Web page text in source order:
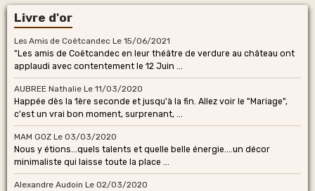
Livre d'or
Les Amis de Coëtcandec Le 15/06/2021
"Les amis de Coëtcandec en leur théâtre de verdure au château ont
applaudi avec contentement le 12 Juin ...
AUBREE Nathalie Le 11/03/2020
Happée dès la 1ère seconde et jusqu'à la fin. Allez voir le "Mariage",
c'est un vrai bon moment, surprenant, ...
MAM GOZ Le 03/03/2020
Nous y étions...quels talents et quelle belle énergie....un décor
minimaliste qui laisse toute la place ...
Alexandre Audoin Le 02/03/2020